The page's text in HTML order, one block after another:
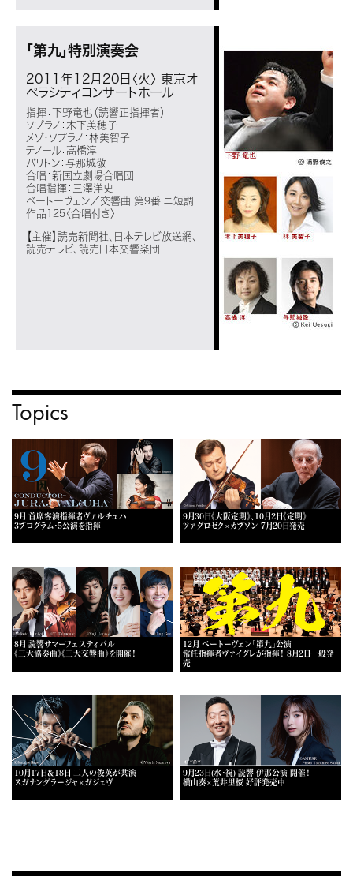
「第九」特別演奏会
2011年12月20日〈火〉 東京オ
ペラシティコンサートホール
指揮：下野竜也（読響正指揮者）
ソプラノ：木下美穂子
メゾ・ソプラノ：林美智子
テノール：高橋淳
バリトン：与那城敬
合唱：新国立劇場合唱団
合唱指揮：三澤洋史
ベートーヴェン／交響曲 第9番 ニ短調
作品125〈合唱付き〉
【主催】読売新聞社、日本テレビ放送網、
読売テレビ、読売日本交響楽団
Topics
9月 首席客演指揮者ヴァルチュハ
3プログラム・5公演を指揮
9月30日《大阪定期》、10月2日《定期》
ツァグロゼク×カプソン 7月20日発売
8月 読響サマーフェスティバル
《三大協奏曲》《三大交響曲》を開催！
12月 ベートーヴェン「第九」公演
常任指揮者ヴァイグレが指揮！ 8月2日一般発
売
10月17日＆18日 二人の俊英が共演
スガナンダラージャ×ガジェヴ
9月23日(水・祝) 読響 伊那公演 開催！
横山奏×荒井里桜 好評発売中